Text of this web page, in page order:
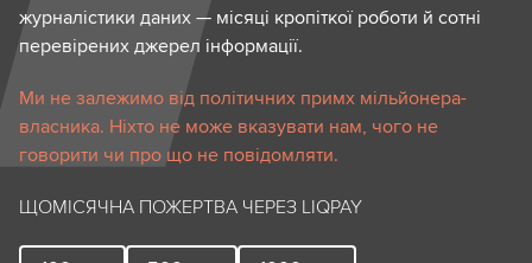
журналістики даних — місяці кропіткої роботи й сотні
перевірених джерел інформації.
Ми не залежимо від політичних примх мільйонера-
власника. Ніхто не може вказувати нам, чого не
говорити чи про що не повідомляти.
ЩОМІСЯЧНА ПОЖЕРТВА ЧЕРЕЗ LIQPAY